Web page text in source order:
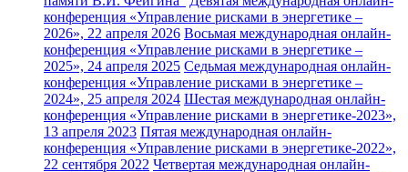
конференция «Управление рисками в энергетике –
2026», 22 апреля 2026 Восьмая международная онлайн-
конференция «Управление рисками в энергетике –
2025», 24 апреля 2025 Седьмая международная онлайн-
конференция «Управление рисками в энергетике –
2024», 25 апреля 2024 Шестая международная онлайн-
конференция «Управление рисками в энергетике-2023»,
13 апреля 2023 Пятая международная онлайн-
конференция «Управление рисками в энергетике-2022»,
22 сентября 2022 Четвертая международная онлайн-